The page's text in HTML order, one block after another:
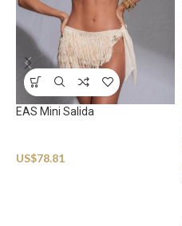
EAS Mini Salida
US$78.81